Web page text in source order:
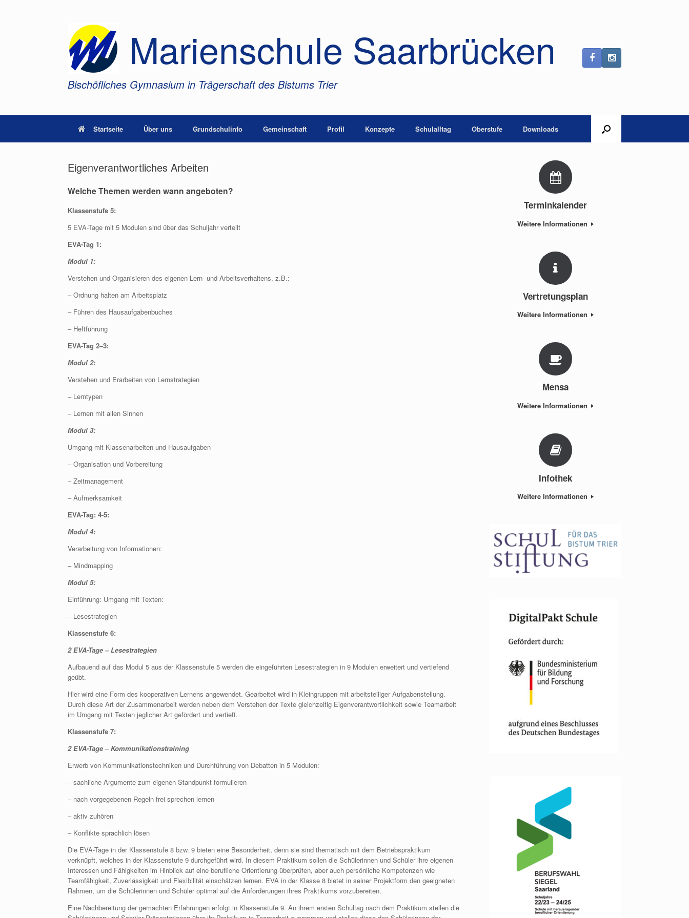
Marienschule Saarbrücken
Bischöfliches Gymnasium in Trägerschaft des Bistums Trier
Startseite Über uns Grundschulinfo Gemeinschaft Profil Konzepte Schulalltag Oberstufe Downloads
Eigenverantwortliches Arbeiten
Welche Themen werden wann angeboten?
Klassenstufe 5:
5 EVA-Tage mit 5 Modulen sind über das Schuljahr verteilt
EVA-Tag 1:
Modul 1:
Verstehen und Organisieren des eigenen Lern- und Arbeitsverhaltens, z.B.:
– Ordnung halten am Arbeitsplatz
– Führen des Hausaufgabenbuches
– Heftführung
EVA-Tag 2–3:
Modul 2:
Verstehen und Erarbeiten von Lernstrategien
– Lerntypen
– Lernen mit allen Sinnen
Modul 3:
Umgang mit Klassenarbeiten und Hausaufgaben
– Organisation und Vorbereitung
– Zeitmanagement
– Aufmerksamkeit
EVA-Tag: 4-5:
Modul 4:
Verarbeitung von Informationen:
– Mindmapping
Modul 5:
Einführung: Umgang mit Texten:
– Lesestrategien
Klassenstufe 6:
2 EVA-Tage – Lesestrategien
Aufbauend auf das Modul 5 aus der Klassenstufe 5 werden die eingeführten Lesestrategien in 9 Modulen erweitert und vertiefend
geübt.
Hier wird eine Form des kooperativen Lernens angewendet. Gearbeitet wird in Kleingruppen mit arbeitsteiliger Aufgabenstellung.
Durch diese Art der Zusammenarbeit werden neben dem Verstehen der Texte gleichzeitig Eigenverantwortlichkeit sowie Teamarbeit
im Umgang mit Texten jeglicher Art gefördert und vertieft.
Klassenstufe 7:
2 EVA-Tage –Kommunikationstraining
Erwerb von Kommunikationstechniken und Durchführung von Debatten in 5 Modulen:
– sachliche Argumente zum eigenen Standpunkt formulieren
– nach vorgegebenen Regeln frei sprechen lernen
– aktiv zuhören
– Konflikte sprachlich lösen
Die EVA-Tage in der Klassenstufe 8 bzw. 9 bieten eine Besonderheit, denn sie sind thematisch mit dem Betriebspraktikum
verknüpft, welches in der Klassenstufe 9 durchgeführt wird. In diesem Praktikum sollen die Schülerinnen und Schüler ihre eigenen
Interessen und Fähigkeiten im Hinblick auf eine berufliche Orientierung überprüfen, aber auch persönliche Kompetenzen wie
Teamfähigkeit, Zuverlässigkeit und Flexibilität einschätzen lernen. EVA in der Klasse 8 bietet in seiner Projektform den geeigneten
Rahmen, um die Schülerinnen und Schüler optimal auf die Anforderungen ihres Praktikums vorzubereiten.
Eine Nachbereitung der gemachten Erfahrungen erfolgt in Klassenstufe 9. An ihrem ersten Schultag nach dem Praktikum stellen die
Terminkalender
Weitere Informationen
Vertretungsplan
Weitere Informationen
Mensa
Weitere Informationen
Infothek
Weitere Informationen